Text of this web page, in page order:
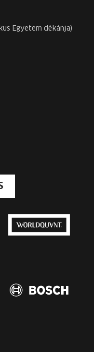
Egyetem dékánja